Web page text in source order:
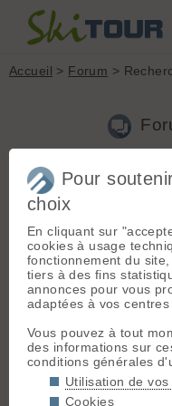
Accueil > Forum >
Nouveau sujet|Voir tous
71 résultats
Couteaux plum 80
Bonjour, J ai retrouvé un
combe des Aravis, Si
combe et l'altitude
avec plaisir sur Thônes
Hagan Boost 94 (et
poudreuse)(nicolaspa le
Salut MatSap, je ne te
tuveux pas 😄 ) mais du
Pour
choix
En cliquant sur
cookies à usage
fonctionnement du
tiers à des fins
annonces pour vous
adaptées à vos
Vous pouvez à tout
des informations sur
conditions générales
Utilisation de
Cookies